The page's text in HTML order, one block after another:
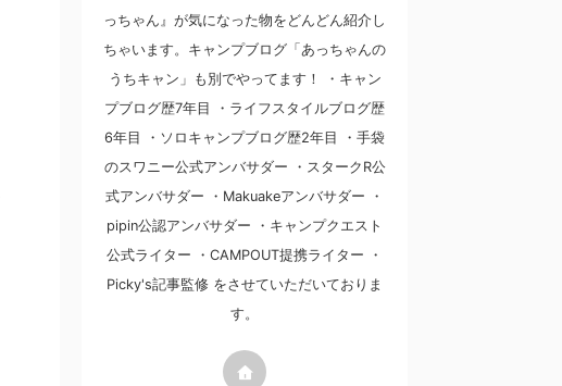
っちゃん』が気になった物をどんどん紹介し
ちゃいます。キャンプブログ「あっちゃんの
うちキャン」も別でやってます！ ・キャン
プブログ歴7年目 ・ライフスタイルブログ歴
6年目 ・ソロキャンプブログ歴2年目 ・手袋
のスワニー公式アンバサダー ・スタークR公
式アンバサダー ・Makuakeアンバサダー ・
pipin公認アンバサダー ・キャンプクエスト
公式ライター ・CAMPOUT提携ライター ・
Picky's記事監修 をさせていただいておりま
す。